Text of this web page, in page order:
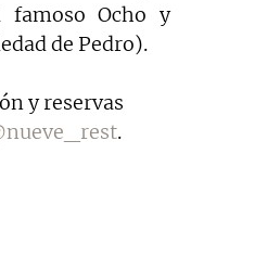
Ocho y
de Pedro).
y reservas
.